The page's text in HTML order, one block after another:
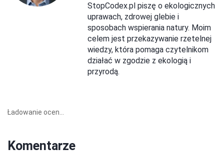
StopCodex.pl piszę o ekologicznych
uprawach, zdrowej glebie i
sposobach wspierania natury. Moim
celem jest przekazywanie rzetelnej
wiedzy, która pomaga czytelnikom
działać w zgodzie z ekologią i
przyrodą.
Ładowanie ocen...
Komentarze